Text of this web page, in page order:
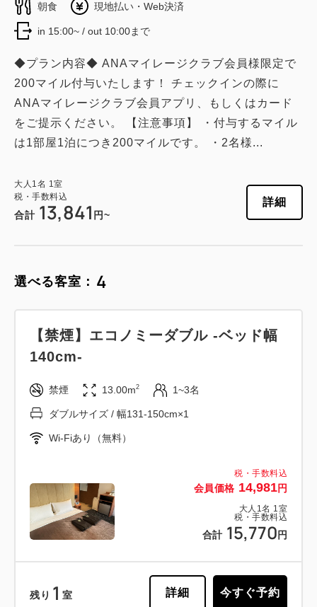
朝食 現地払い・Web決済
in 15:00~ / out 10:00まで
◆プラン内容◆ ANAマイレージクラブ会員様限定で
200マイル付与いたします！ チェックインの際に
ANAマイレージクラブ会員アプリ、もしくはカード
をご提示ください。 【注意事項】 ・付与するマイル
は1部屋1泊につき200マイルです。 ・2名様...
大人 1名 1室
税・手数料込
合計 13,841 円~
詳細
選べる客室： 4
税・手数料込
会員価格 14,981円
大人 1名 1室
税・手数料込
合計 15,770 円
【禁煙】エコノミーダブル -ベッド幅
140cm-
禁煙 13.00m2 1~3名
ダブルサイズ / 幅131-150cm×1
Wi-Fiあり（無料）
残り 1 室 詳細 今すぐ予約